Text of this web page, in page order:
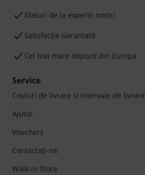
Sfaturi de la experții noștri
Satisfacție Garantată
Cel mai mare depozit din Europa
Service
Costuri de livrare şi Intervale de livrare
Ajutor
Vouchers
Contactaţi-ne
Walk-in Store